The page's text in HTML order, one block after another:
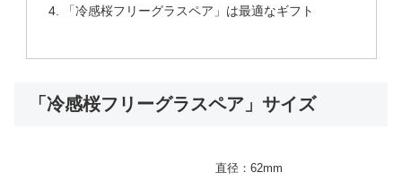
「冷感桜フリーグラスペア」は最適なギフト
「冷感桜フリーグラスペア」サイズ
直径：62mm